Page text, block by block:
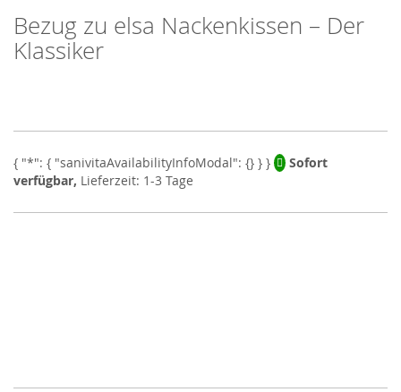
Skip
to
the
images
Bezug zu elsa Nackenkissen – Der
Klassiker
Sofort
verfügbar, Lieferzeit: 1-3 Tage